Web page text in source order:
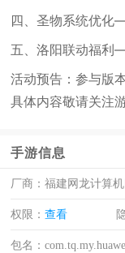
四、圣物系统优化
五、洛阳联动福利
活动预告：参与版
具体内容敬请关注
手游信息
厂商：福建网龙计算
权限：查看
包名：